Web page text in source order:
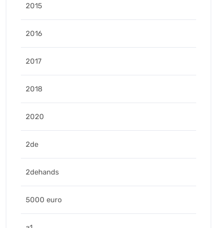
2015
2016
2017
2018
2020
2de
2dehands
5000 euro